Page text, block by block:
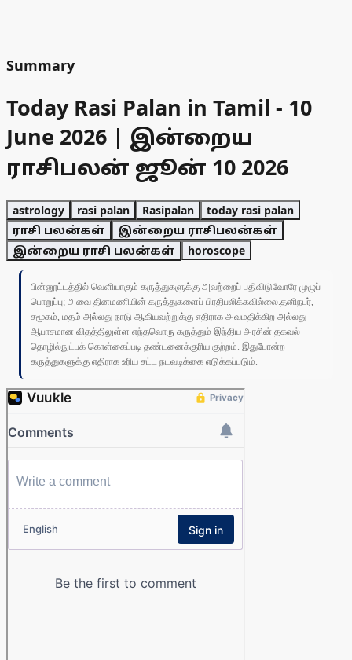
Summary
Today Rasi Palan in Tamil - 10
June 2026 | இன்றைய
ராசிபலன் ஜூன் 10 2026
astrology rasi palan Rasipalan
today rasi palan
ராசி பலன்கள்
இன்றைய ராசிபலன்கள்
இன்றைய ராசி பலன்கள்
horoscope
பின்னூட்டத்தில் வெளியாகும் கருத்துகளுக்கு அவற்றைப் பதிவிடுவோரே முழுப்
பொறுப்பு; அவை தினமணியின் கருத்துகளைப் பிரதிபலிக்கவில்லை.தனிநபர்,
சமூகம், மதம் அல்லது நாடு ஆகியவற்றுக்கு எதிராக அவமதிக்கிற அல்லது
ஆபாசமான விதத்திலுள்ள எந்தவொரு கருத்தும் இந்திய அரசின் தகவல்
தொழில்நுட்பக் கொள்கைப்படி தண்டனைக்குரிய குற்றம். இதுபோன்ற
கருத்துகளுக்கு எதிராக உரிய சட்ட நடவடிக்கை எடுக்கப்படும்.